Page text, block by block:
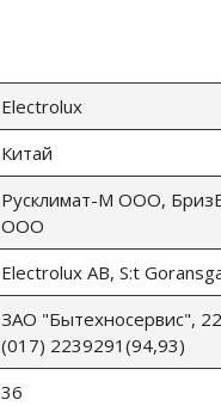
Electrolux
Китай
Русклимат-М ООО,
ООО
Electrolux AB, S:t
ЗАО "Бытехносервис",
(017) 2239291(94,93)
36